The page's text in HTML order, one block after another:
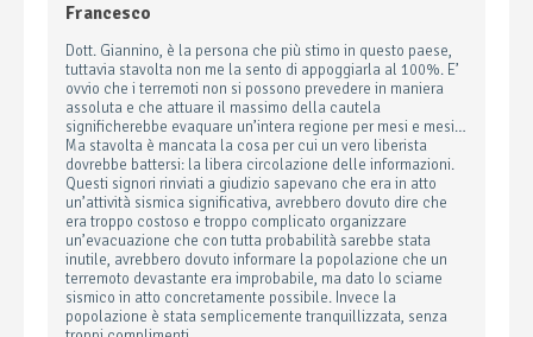
Francesco
Dott. Giannino, è la persona che più stimo in questo paese,
tuttavia stavolta non me la sento di appoggiarla al 100%. E’
ovvio che i terremoti non si possono prevedere in maniera
assoluta e che attuare il massimo della cautela
significherebbe evaquare un’intera regione per mesi e mesi…
Ma stavolta è mancata la cosa per cui un vero liberista
dovrebbe battersi: la libera circolazione delle informazioni.
Questi signori rinviati a giudizio sapevano che era in atto
un’attività sismica significativa, avrebbero dovuto dire che
era troppo costoso e troppo complicato organizzare
un’evacuazione che con tutta probabilità sarebbe stata
inutile, avrebbero dovuto informare la popolazione che un
terremoto devastante era improbabile, ma dato lo sciame
sismico in atto concretamente possibile. Invece la
popolazione è stata semplicemente tranquillizzata, senza